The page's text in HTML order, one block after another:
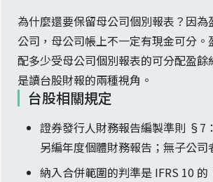
為什麼還要保留母公司個別報表？因
公司，母公司帳上不一定有現金可分
配多少受母公司個別報表的可分配盈
是讀台股財報的兩種視角。
台股相關規定
證券發行人財務報告編製準則 §7
另編年度個體財務報告；無子公
納入合併範圍的判準是 IFRS 10